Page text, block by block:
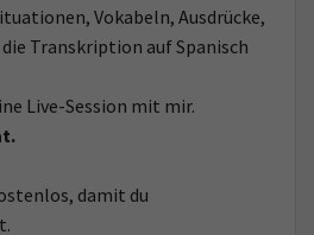
Vokabeln, Ausdrücke,
Transkription auf Spanisch
Live-Session mit mir.
damit du